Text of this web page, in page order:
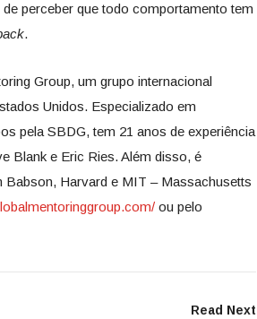
perceber que todo comportamento tem
.
Group, um grupo internacional
Unidos. Especializado em
pela SBDG, tem 21 anos de experiência
Blank e Eric Ries. Além disso, é
Harvard e MIT – Massachusetts
ou pelo
Read Next